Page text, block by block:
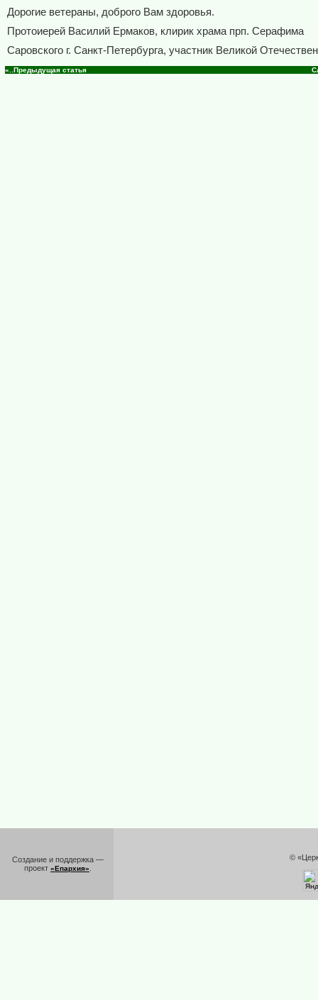
Дорогие ветераны, доброго Вам здоровья.
Протоиерей Василий Ермаков, клирик храма прп. Серафима
Саровского г. Санкт-Петербурга, участник Великой
«..Предыдущая статья
Создание и поддержка —
проект «Епархия»
©